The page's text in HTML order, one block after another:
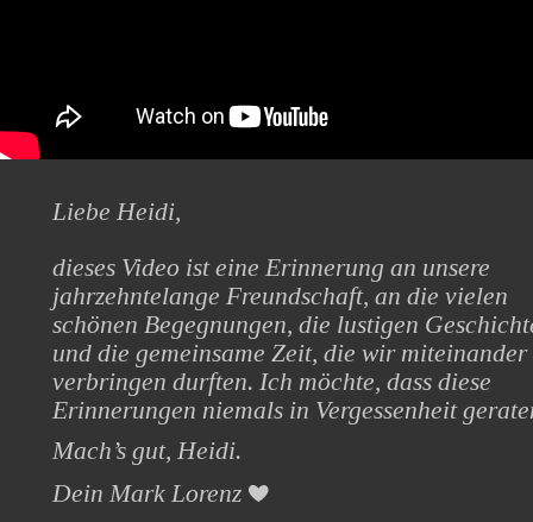
Liebe Heidi,
dieses Video ist eine Erinnerung an unsere
jahrzehntelange Freundschaft, an die vielen
schönen Begegnungen, die lustigen
und die gemeinsame Zeit, die wir miteinander
verbringen durften. Ich möchte, dass diese
Erinnerungen niemals in Vergessenheit
Mach’s gut, Heidi.
Dein Mark Lorenz ❤